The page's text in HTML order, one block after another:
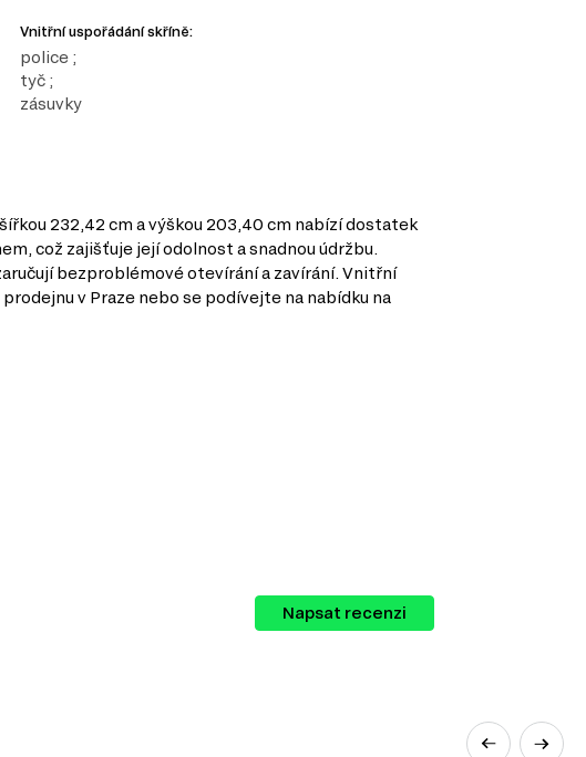
Vnitřní uspořádání skříně:
police ;
tyč ;
zásuvky
232,42 cm a výškou 203,40 cm nabízí dostatek
což zajišťuje její odolnost a snadnou údržbu.
bezproblémové otevírání a zavírání. Vnitřní
v Praze nebo se podívejte na nabídku na
Napsat recenzi